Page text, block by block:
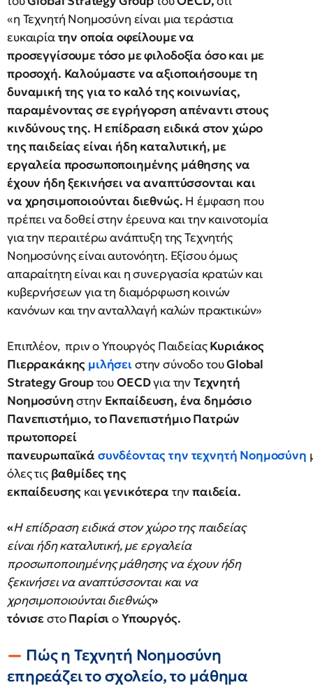
«η Τεχνητή Νοημοσύνη είναι μια τεράστια
ευκαιρίατην οποία οφείλουμε να
προσεγγίσουμε τόσο με φιλοδοξία όσο και με
προσοχή. Καλούμαστε να αξιοποιήσουμε τη
δυναμική της για το καλό της κοινωνίας,
παραμένοντας σε εγρήγορση απέναντι στους
κινδύνους της. Η επίδραση ειδικά στον χώρο
της παιδείας είναι ήδη καταλυτική, με
εργαλεία προσωποποιημένης μάθησης να
έχουν ήδη ξεκινήσει να αναπτύσσονται και
να χρησιμοποιούνται διεθνώς. Η έμφαση που
πρέπει να δοθεί στην έρευνα και την καινοτομία
για την περαιτέρω ανάπτυξη της Τεχνητής
Νοημοσύνης είναι αυτονόητη. Εξίσου όμως
απαραίτητη είναι και η συνεργασία κρατών και
κυβερνήσεων για τη διαμόρφωση κοινών
κανόνων και την ανταλλαγή καλών πρακτικών»
Επιπλέον, πριν ο Υπουργός ΠαιδείαςΚυριάκος
Πιερρακάκης μιλήσειστην σύνοδο τουGlobal
Strategy GroupτουOECDγια τηνΤεχνητή
ΝοημοσύνηστηνΕκπαίδευση, ένα δημόσιο
Πανεπιστήμιο, το Πανεπιστήμιο Πατρών
πρωτοπορεί
πανευρωπαϊκά συνδέονταςτην τεχνητή Νοημοσύνη
όλες τις βαθμίδες της
εκπαίδευσης καιγενικότερα τηνπαιδεία.
«Η επίδραση ειδικά στον χώρο της παιδείας
είναι ήδη καταλυτική, με εργαλεία
προσωποποιημένης μάθησης να έχουν ήδη
ξεκινήσει να αναπτύσσονται και να
χρησιμοποιούνται διεθνώς»
τόνισεστοΠαρίσιοΥπουργός.
Πώς η Τεχνητή Νοημοσύνη
επηρεάζει το σχολείο, το μάθημα